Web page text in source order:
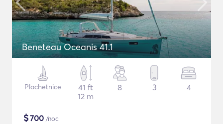
Beneteau Oceanis 41.1
Plachetnice
41 ft
12 m
8 3 4
$700 /noc